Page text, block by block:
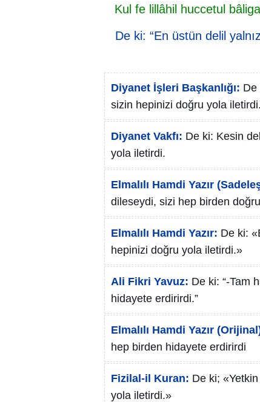
Kul fe lillâhil huccetul
De ki: “En üstün delil
Diyanet İşleri Başkanlığı: De
sizin hepinizi doğru yola
Diyanet Vakfı: De ki: Kesin
yola iletirdi.
Elmalılı Hamdi Yazır
dileseydi, sizi hep birden
Elmalılı Hamdi Yazır: De ki:
hepinizi doğru yola iletirdi.»
Ali Fikri Yavuz: De ki: “-Tam
hidayete erdirirdi.”
Elmalılı Hamdi Yazır
hep birden hidayete erdirirdi
Fizilal-il Kuran: De ki;
yola iletirdi.»